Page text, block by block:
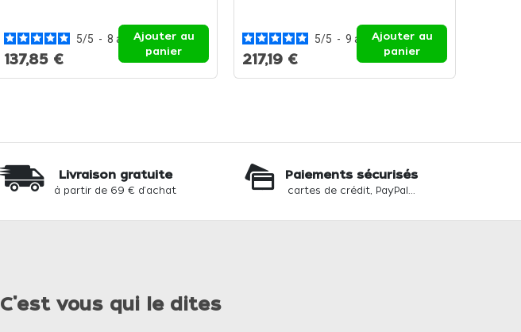
5/5 - 8 avis
137,85 €
Ajouter au
panier
5/5 - 9 avis
217,19 €
Ajouter au
panier
Livraison gratuite
à partir de 69 € d'achat
Paiements sécurisés
cartes de crédit, PayPal...
C'est vous qui le dites